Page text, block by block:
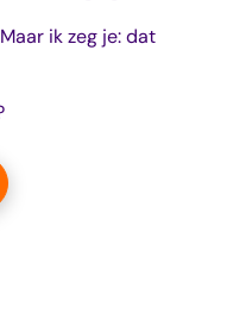
ik zeg je: dat